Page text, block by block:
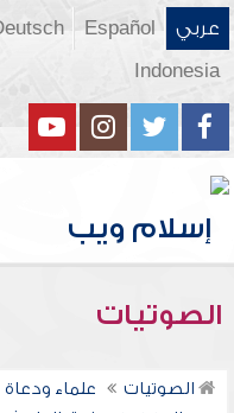
عربي Español
Indonesia
الصوتيات
الصوتيات علماء ودعاة